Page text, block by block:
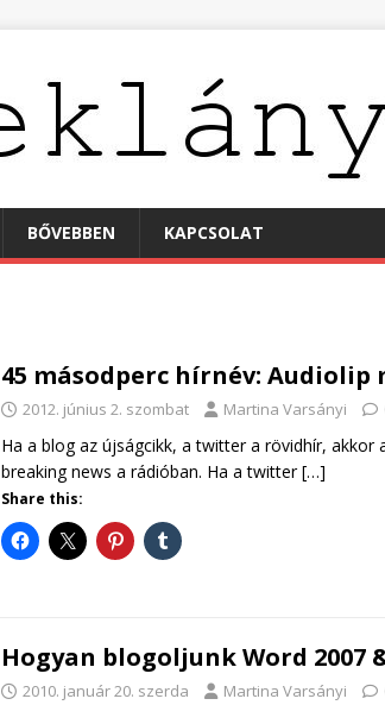
BŐVEBBEN KAPCSOLAT
45 másodperc hírnév: Audiolip
2012. június 2. szombat Martina Varsányi
Ha a blog az újságcikk, a twitter a rövidhír,
breaking news a rádióban. Ha a twitter[…]
Share this:
Hogyan blogoljunk Word 2007
2010. január 20. szerda Martina Varsányi